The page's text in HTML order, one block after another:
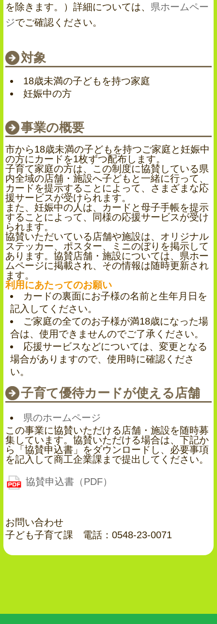
を除きます。）詳細については、 県ホームペー
ジでご確認ください。
対象
18歳未満の子どもを持つ家庭
妊娠中の方
事業の概要
市から18歳未満の子どもを持つご家庭と妊娠中
の方にカードを1枚ずつ配布します。
子育て家庭の方は、この制度に協賛している県
内全域の店舗・施設へ子どもと一緒に行って、
カードを提示することによって、さまざまな応
援サービスが受けられます。
また、妊娠中の人は、カードと母子手帳を提示
することによって、同様の応援サービスが受け
られます。
協賛いただいている店舗や施設は、オリジナル
ステッカー、ポスター、ミニのぼりを掲示して
あります。協賛店舗・施設については、県ホー
ムページに掲載され、その情報は随時更新され
ます。
利用にあたってのお願い
カードの裏面にお子様の名前と生年月日を
記入してください。
ご家庭の全てのお子様が満18歳になった場
合は、使用できませんのでご了承ください。
応援サービスなどについては、変更となる
場合がありますので、使用時に確認くださ
い。
子育て優待カードが使える店舗
県のホームページ
この事業に協賛いただける店舗・施設を随時募
集しています。協賛いただける場合は、下記か
ら「協賛申込書」をダウンロードし、必要事項
を記入して商工企業課まで提出してください。
協賛申込書（PDF）
お問い合わせ
子ども子育て課 電話：0548-23-0071